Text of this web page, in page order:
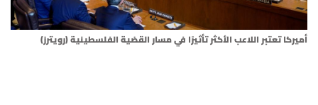
خاص الموقع
أميركا تعتبر اللاعب الأكثر تأثيرًا في مسار القضية الفلسطينية (رويترز)